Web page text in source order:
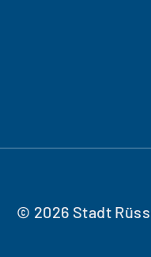
© 2026 Stadt